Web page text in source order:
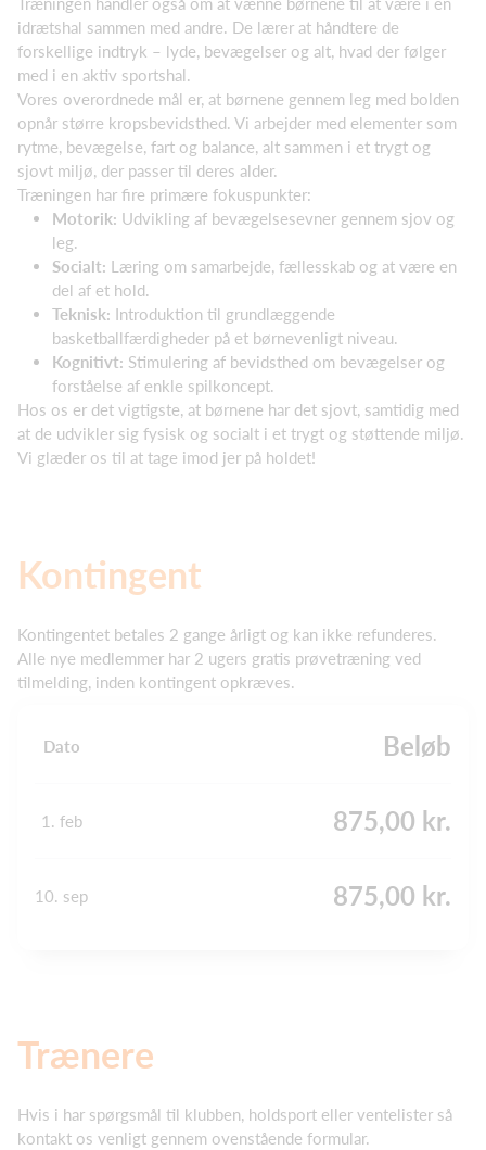
idrætshal sammen med andre. De lærer at håndtere de
forskellige indtryk – lyde, bevægelser og alt, hvad der følger
med i en aktiv sportshal.
Vores overordnede mål er, at børnene gennem leg med bolden
opnår større kropsbevidsthed. Vi arbejder med elementer som
rytme, bevægelse, fart og balance, alt sammen i et trygt og
sjovt miljø, der passer til deres alder.
Træningen har fire primære fokuspunkter:
Motorik: Udvikling af bevægelsesevner gennem sjov og
leg.
Socialt: Læring om samarbejde, fællesskab og at være en
del af et hold.
Teknisk: Introduktion til grundlæggende
basketballfærdigheder på et børnevenligt niveau.
Kognitivt: Stimulering af bevidsthed om bevægelser og
forståelse af enkle spilkoncept.
Hos os er det vigtigste, at børnene har det sjovt, samtidig med
at de udvikler sig fysisk og socialt i et trygt og støttende miljø.
Vi glæder os til at tage imod jer på holdet!
Kontingent
Kontingentet betales 2 gange årligt og kan ikke refunderes.
Alle nye medlemmer har 2 ugers gratis prøvetræning ved
tilmelding, inden kontingent opkræves.
Dato Beløb
1. feb 875,00 kr.
10. sep 875,00 kr.
Trænere
Hvis i har spørgsmål til klubben, holdsport eller ventelister så
kontakt os venligt gennem ovenstående formular.